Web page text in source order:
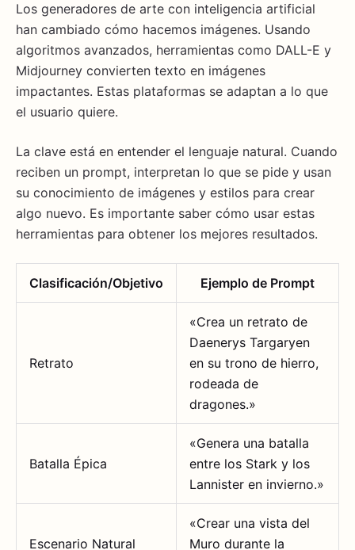
Los generadores de arte con inteligencia artificial
han cambiado cómo hacemos imágenes. Usando
algoritmos avanzados, herramientas como DALL-E y
Midjourney convierten texto en imágenes
impactantes. Estas plataformas se adaptan a lo que
el usuario quiere.
La clave está en entender el lenguaje natural. Cuando
reciben un prompt, interpretan lo que se pide y usan
su conocimiento de imágenes y estilos para crear
algo nuevo. Es importante saber cómo usar estas
herramientas para obtener los mejores resultados.
Clasificación/Objetivo Ejemplo de Prompt
Retrato
«Crea un retrato de
Daenerys Targaryen
en su trono de hierro,
rodeada de
dragones.»
Batalla Épica
«Genera una batalla
entre los Stark y los
Lannister en invierno.»
Escenario Natural
«Crear una vista del
Muro durante la